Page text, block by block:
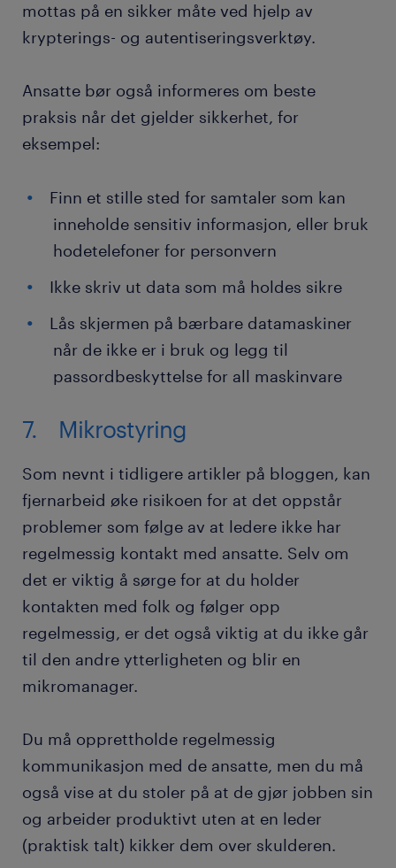
mottas på en sikker måte ved hjelp av
krypterings- og autentiseringsverktøy.
Ansatte bør også informeres om beste
praksis når det gjelder sikkerhet, for
eksempel:
Finn et stille sted for samtaler som kan
inneholde sensitiv informasjon, eller bruk
hodetelefoner for personvern
Ikke skriv ut data som må holdes sikre
Lås skjermen på bærbare datamaskiner
når de ikke er i bruk og legg til
passordbeskyttelse for all maskinvare
7. Mikrostyring
Som nevnt i tidligere artikler på bloggen, kan
fjernarbeid øke risikoen for at det oppstår
problemer som følge av at ledere ikke har
regelmessig kontakt med ansatte. Selv om
det er viktig å sørge for at du holder
kontakten med folk og følger opp
regelmessig, er det også viktig at du ikke går
til den andre ytterligheten og blir en
mikromanager.
Du må opprettholde regelmessig
kommunikasjon med de ansatte, men du må
også vise at du stoler på at de gjør jobben sin
og arbeider produktivt uten at en leder
(praktisk talt) kikker dem over skulderen.